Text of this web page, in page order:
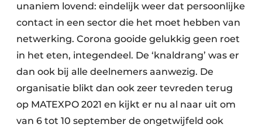
Stofbeheersing
Uitrustingsstukken
Transportbanden
Zeven & Brekers
unaniem lovend: eindelijk weer dat persoonlijke
contact in een sector die het moet hebben van
netwerking. Corona gooide gelukkig geen roet
in het eten, integendeel. De ‘knaldrang’ was er
dan ook bij alle deelnemers aanwezig. De
organisatie blikt dan ook zeer tevreden terug
op MATEXPO 2021 en kijkt er nu al naar uit om
van 6 tot 10 september de ongetwijfeld ook